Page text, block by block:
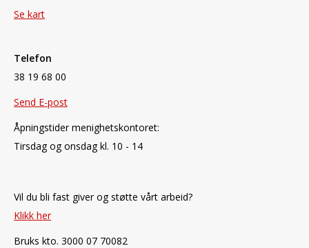
Se kart
Telefon
38 19 68 00
Send E-post
Åpningstider menighetskontoret:
Tirsdag og onsdag kl. 10 - 14
Vil du bli fast giver og støtte vårt arbeid?
Klikk her
Bruks kto. 3000 07 70082